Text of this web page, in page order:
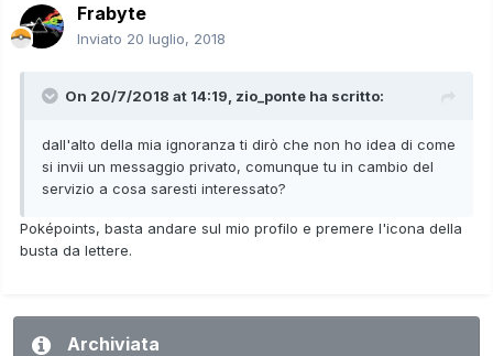
Frabyte
Inviato 20 luglio, 2018
On 20/7/2018 at 14:19, zio_ponte ha scritto:
dall'alto della mia ignoranza ti dirò che non ho idea di come
si invii un messaggio privato, comunque tu in cambio del
servizio a cosa saresti interessato?
Poképoints, basta andare sul mio profilo e premere l'icona della
busta da lettere.
Archiviata